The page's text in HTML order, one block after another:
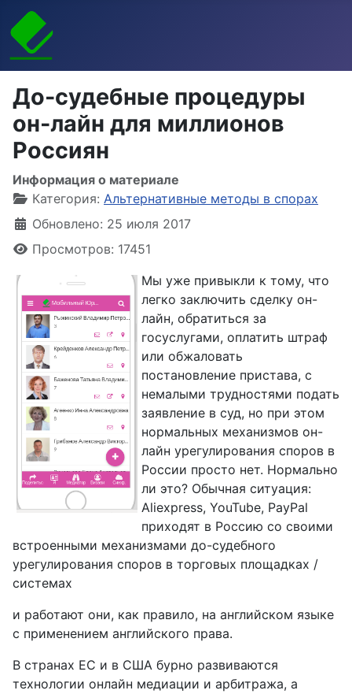
До-судебные процедуры
он-лайн для миллионов
Россиян
Информация о материале
Категория: Альтернативные методы в спорах
Обновлено: 25 июля 2017
Просмотров: 17451
Мы уже привыкли к тому, что
легко заключить сделку он-
лайн, обратиться за
госуслугами, оплатить штраф
или обжаловать
постановление пристава, с
немалыми трудностями подать
заявление в суд, но при этом
нормальных механизмов он-
лайн урегулирования споров в
России просто нет. Нормально
ли это? Обычная ситуация:
Aliexpress, YouTube, PayPal
приходят в Россию со своими
встроенными механизмами до-судебного
урегулирования споров в торговых площадках /
системах
и работают они, как правило, на английском языке
с применением английского права.
В странах ЕС и в США бурно развиваются
технологии онлайн медиации и арбитража, а